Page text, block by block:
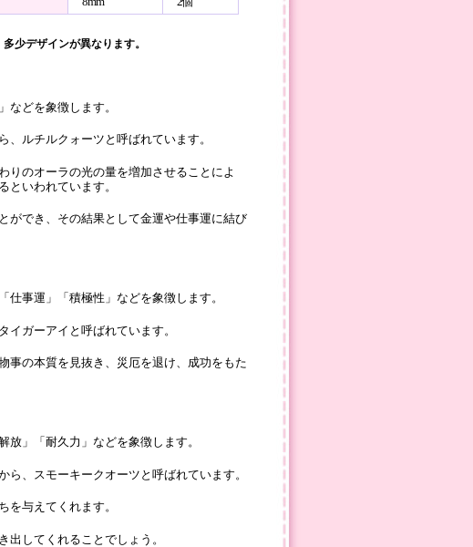
少デザインが異なります。
などを象徴します。
ルチルクォーツと呼ばれています。
りのオーラの光の量を増加させることによ
といわれています。
ができ、その結果として金運や仕事運に結び
仕事運」「積極性」などを象徴します。
ガーアイと呼ばれています。
事の本質を見抜き、災厄を退け、成功をもた
放」「耐久力」などを象徴します。
、スモーキークオーツと呼ばれています。
を与えてくれます。
出してくれることでしょう。